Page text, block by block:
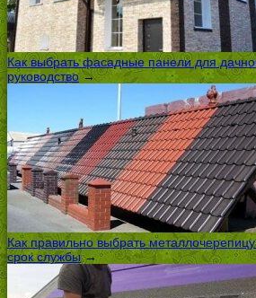
Как выбрать фасадные панели для
руководство →
Как правильно выбрать
срок службы→